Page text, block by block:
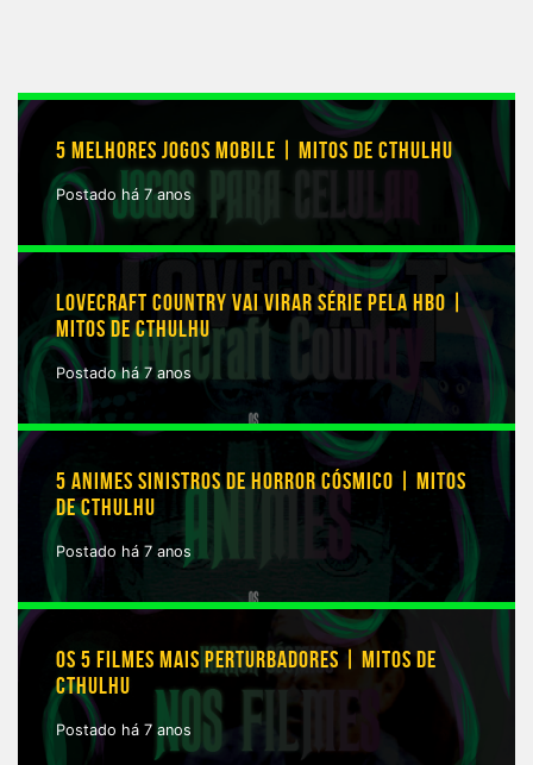
5 MELHORES JOGOS MOBILE | MITOS DE CTHULHU
Postado há 7 anos
LOVECRAFT COUNTRY VAI VIRAR SÉRIE PELA HBO |
MITOS DE CTHULHU
Postado há 7 anos
5 ANIMES SINISTROS DE HORROR CÓSMICO | MITOS
DE CTHULHU
Postado há 7 anos
OS 5 FILMES MAIS PERTURBADORES | MITOS DE
CTHULHU
Postado há 7 anos